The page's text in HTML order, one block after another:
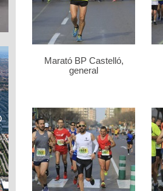
Marató BP Castelló,
general